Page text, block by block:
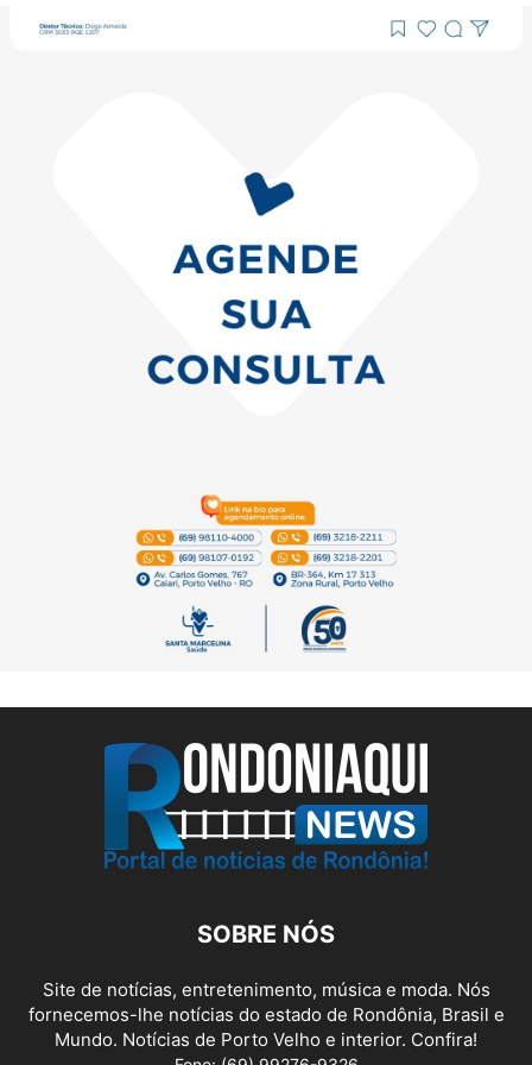
SOBRE NÓS
Site de notícias, entretenimento, música e moda. Nós
fornecemos-lhe notícias do estado de Rondônia, Brasil e
Mundo. Notícias de Porto Velho e interior. Confira!